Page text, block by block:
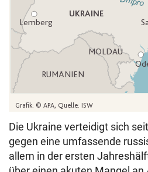
Die Ukraine verteidigt sich
gegen eine umfassende
allem in der ersten